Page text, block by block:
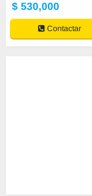
$ 530,000
Contactar